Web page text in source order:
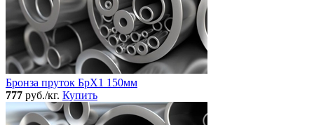
Бронза пруток БрХ1 150мм
777 руб./кг. Купить